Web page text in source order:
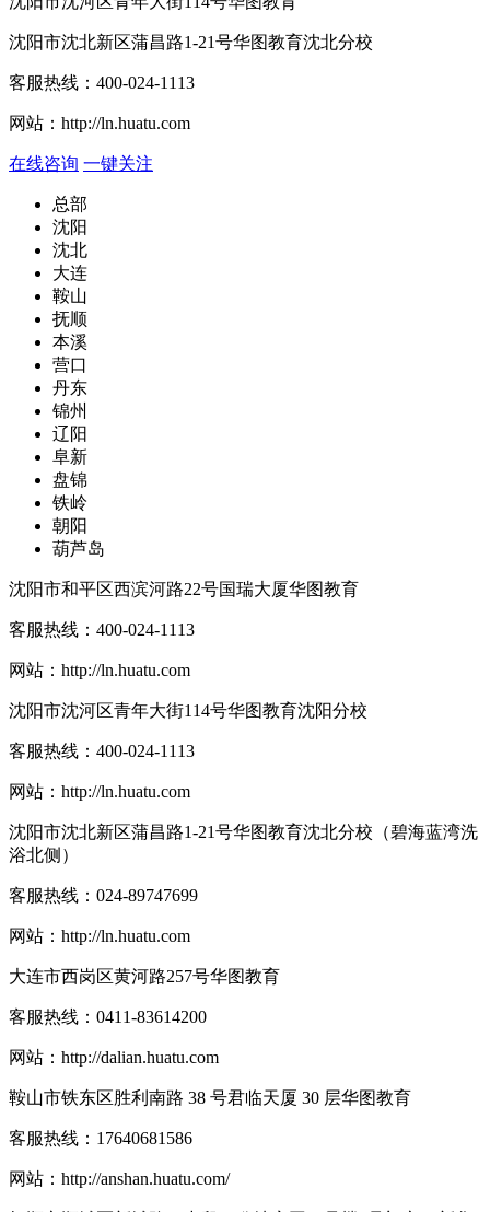
沈阳市沈北新区蒲昌路1-21号华图教育沈北分校
客服热线： 400-024-1113
网站： http://ln.huatu.com
在线咨询 一键关注
总部
沈阳
沈北
大连
鞍山
抚顺
本溪
营口
丹东
锦州
辽阳
阜新
盘锦
铁岭
朝阳
葫芦岛
沈阳市和平区西滨河路22号国瑞大厦华图教育
客服热线： 400-024-1113
网站： http://ln.huatu.com
沈阳市沈河区青年大街114号华图教育沈阳分校
客服热线： 400-024-1113
网站： http://ln.huatu.com
沈阳市沈北新区蒲昌路1-21号华图教育沈北分校（碧海蓝湾洗
浴北侧）
客服热线： 024-89747699
网站： http://ln.huatu.com
大连市西岗区黄河路257号华图教育
客服热线： 0411-83614200
网站： http://dalian.huatu.com
鞍山市铁东区胜利南路 38 号君临天厦 30 层华图教育
客服热线： 17640681586
网站： http://anshan.huatu.com/